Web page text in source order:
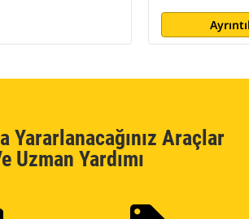
Yararlanacağınız Araçlar
Uzman Yardımı